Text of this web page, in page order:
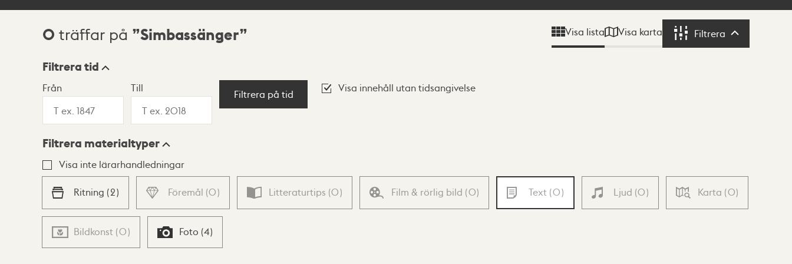
Sökresultat
0 träffar på Simbassänger Visa lista Visa karta Filtrera Filtrera
Visningsläge
Lista Karta
Filtrera tid
Från Till
Filtrera på tid
Visa innehåll utan tidsangivelse
Filtrera materialtyper
Visa inte lärarhandledningar
Ritning (2) Föremål (0) Litteraturtips (0) Film & rörlig bild (0) Text (0) Ljud (0) Karta (0)
Bildkonst (0) Foto (4)